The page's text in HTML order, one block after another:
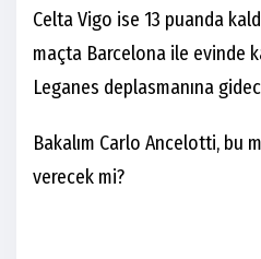
Celta Vigo ise 13 puanda
maçta Barcelona ile evinde
Leganes deplasmanına
Bakalım Carlo Ancelotti, bu
verecek mi?